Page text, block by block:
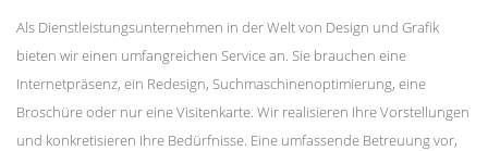
Als Dienstleistungsunternehmen in der Welt von Design und Grafik
bieten wir einen umfangreichen Service an. Sie brauchen eine
Internetpräsenz, ein Redesign, Suchmaschinenoptimierung, eine
Broschüre oder nur eine Visitenkarte. Wir realisieren Ihre Vorstellungen
und konkretisieren Ihre Bedürfnisse. Eine umfassende Betreuung vor,